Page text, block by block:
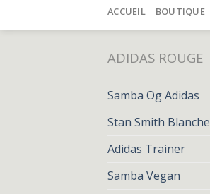
ACCUEIL BOUTIQUE
ADIDAS ROUGE
Samba Og Adidas
Stan Smith Blanche
Adidas Trainer
Samba Vegan